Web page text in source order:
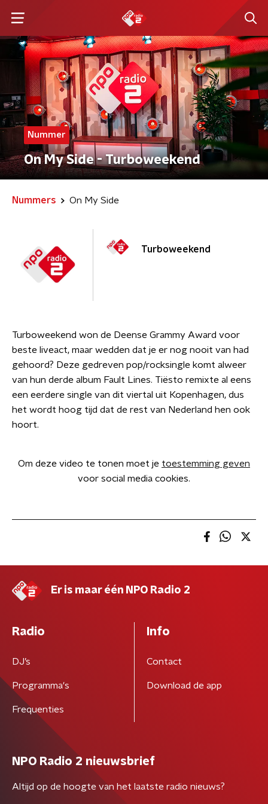
Nummer
On My Side - Turboweekend
Nummers On My Side
Turboweekend
Turboweekend won de Deense Grammy Award voor
beste liveact, maar wedden dat je er nog nooit van had
gehoord? Deze gedreven pop/rocksingle komt alweer
van hun derde album Fault Lines. Tiësto remixte al eens
een eerdere single van dit viertal uit Kopenhagen, dus
het wordt hoog tijd dat de rest van Nederland hen ook
hoort.
Om deze video te tonen moet je toestemming geven
voor social media cookies.
Er is maar één NPO Radio 2
Radio
DJ’s
Programma's
Frequenties
Info
Contact
Download de app
NPO Radio 2 nieuwsbrief
Altijd op de hoogte van het laatste radio nieuws?